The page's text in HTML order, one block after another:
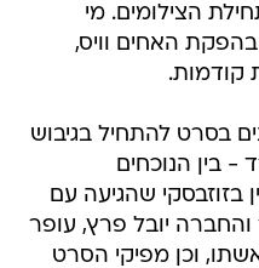
הצילומים. מי
האחים וויס,
קודמות.
בסרט להתחיל בגיבוש
- בין הנוכחים
שהגיעה עם
והחברה יובל פרץ, עופר
וכן מפיקי הסרט